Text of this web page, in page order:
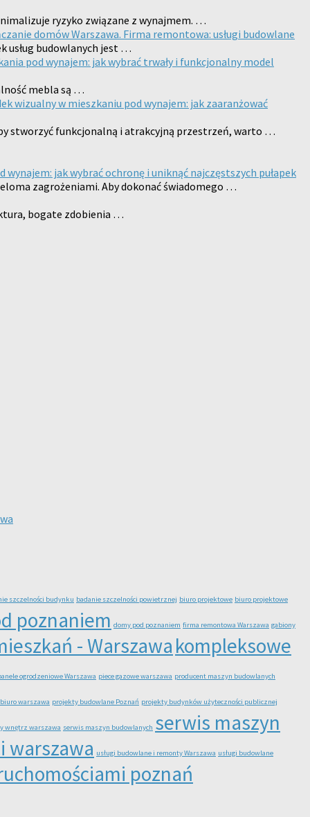
ryzyko związane z wynajmem. …
domów Warszawa. Firma remontowa: usługi budowlane
usług budowlanych jest …
pod wynajem: jak wybrać trwały i funkcjonalny model
mebla są …
wizualny w mieszkaniu pod wynajem: jak zaaranżować
stworzyć funkcjonalną i atrakcyjną przestrzeń, warto …
wynajem: jak wybrać ochronę i uniknąć najczęstszych pułapek
zagrożeniami. Aby dokonać świadomego …
bogate zdobienia …
szczelności budynku badanie szczelności powietrznej biuro projektowe biuro projektowe
poznaniem domy pod poznaniem firma remontowa Warszawa gabiony
- Warszawakompleksowe
ogrodzeniowe Warszawa piece gazowe warszawa producent maszyn budowlanych
warszawa projekty budowlane Poznań projekty budynków użyteczności publicznej
wnętrz warszawa serwis maszyn budowlanych serwis maszyn
warszawa usługi budowlane i remonty Warszawa usługi budowlane
poznań